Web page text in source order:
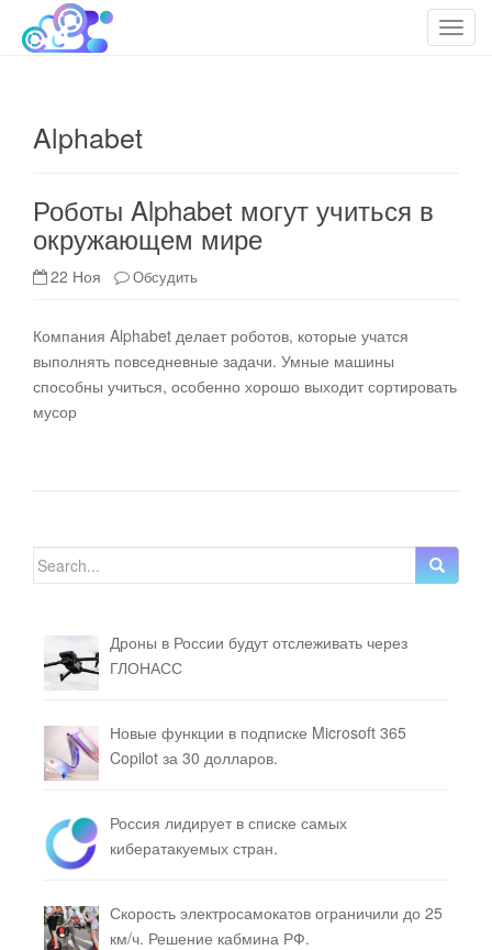
T
o
Облако технологий
cloudteh.ru
Alphabet
Роботы Alphabet могут учиться в
окружающем мире
22 Ноя Обсудить
Компания Alphabet делает роботов, которые учатся
выполнять повседневные задачи. Умные машины
способны учиться, особенно хорошо выходит сортировать
мусор
Search for:
Дроны в России будут отслеживать через
ГЛОНАСС
Новые функции в подписке Microsoft 365
Copilot за 30 долларов.
Россия лидирует в списке самых
кибератакуемых стран.
Скорость электросамокатов ограничили до 25
км/ч. Решение кабмина РФ.